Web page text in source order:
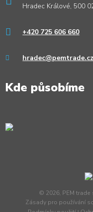
Hradec Králové, 500
+420 725 606 660
hradec@pemtrade.cz
Kde působíme
© 2026, PEM trade
Zásady pro používání